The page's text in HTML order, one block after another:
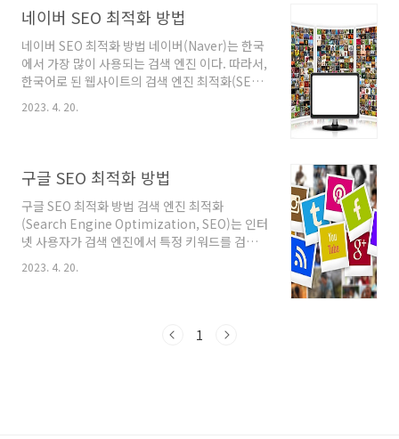
랜만에..
사용한다. 이를 통해 검색 엔진이 해당 콘텐츠를
더 잘 인식하고 노출할 수 있도록 도와준다. 품질
높은 콘텐츠 작성 검색엔진은 유용하고 품질 높
은 콘텐츠를 선호한다. 따라서 콘텐츠는 방문자
에게 유용하고 정보가 풍부하게 작성되어야 한
다. 또한, 콘텐츠의 길이도 중요한 요소이다. 검색
엔진은 긴 콘텐츠를 선호하므로, 길고 유용한 콘
네이버 SEO 최적화 방법
네이버 SEO 최적화 방법 네이버(Naver)는 한국
에서 가장 많이 사용되는 검색 엔진 이다. 따라서,
한국어로 된 웹사이트의 검색 엔진 최적화(SEO)
는 네이버에서 노출되기 위해서는 매우 중요하
다. 네이버 검색 엔진은 다른 검색 엔진과는 다른
한 요소를 고려하여 검색 결과를 결정한다. 따라
서, 네이버에서 검색 노출을 높이기 위해서는 이
러한 요소들을 최적화해야 한다. 1. 키워드 연구
키워드 연구는 SEO의 핵심 중 하나이다. 네이버
에서 검색되는 키워드를 파악하고, 해당 키워드
를 포함한 콘텐츠를 작성해야 한다. 이때, 네이버
키워드 플래너와 같은 도구를 사용하면 도움이
2023. 4. 20.
구글 SEO 최적화 방법
구글 SEO 최적화 방법 검색 엔진 최적화
(Search Engine Optimization, SEO)는 인터
넷 사용자가 검색 엔진에서 특정 키워드를 검색
했을 때 자신의 웹사이트가 상위에 노출될 수 있
도록 하는 작업이다. 이를 통해 더 많은 유입을 유
원하는 정보를 찾을 수 있다. 검색 결과 페이지에
2023. 4. 20.
1